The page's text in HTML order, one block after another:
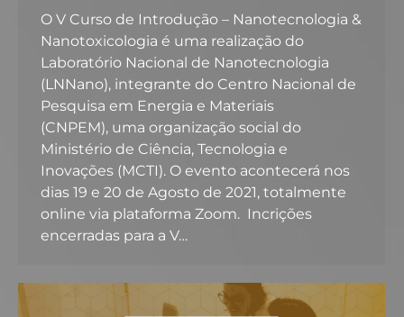
O V Curso de Introdução – Nanotecnologia &
Nanotoxicologia é uma realização do
Laboratório Nacional de Nanotecnologia
(LNNano), integrante do Centro Nacional de
Pesquisa em Energia e Materiais
(CNPEM), uma organização social do
Ministério de Ciência, Tecnologia e
Inovações (MCTI). O evento acontecerá nos
dias 19 e 20 de Agosto de 2021, totalmente
online via plataforma Zoom. Incrições
encerradas para a V…